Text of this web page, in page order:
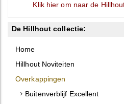
Klik hier om naar de
De Hillhout collectie:
Home
Hillhout Noviteiten
Overkappingen
Buitenverblijf Excellent